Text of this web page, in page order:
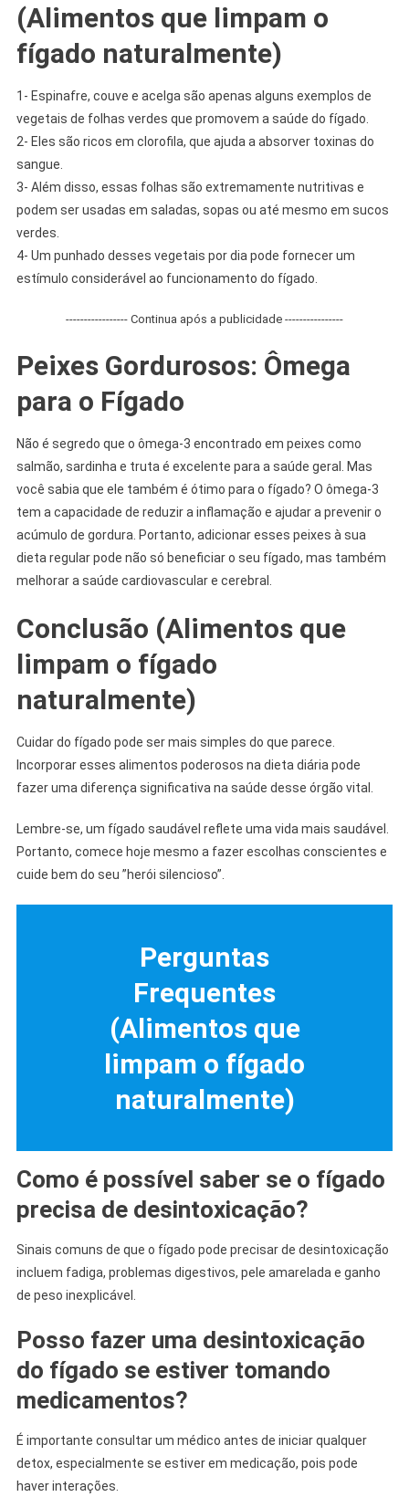
(Alimentos que limpam o
fígado naturalmente)
1- Espinafre, couve e acelga são apenas alguns exemplos de
vegetais de folhas verdes que promovem a saúde do fígado.
2- Eles são ricos em clorofila, que ajuda a absorver toxinas do
sangue.
3- Além disso, essas folhas são extremamente nutritivas e
podem ser usadas em saladas, sopas ou até mesmo em sucos
verdes.
4- Um punhado desses vegetais por dia pode fornecer um
estímulo considerável ao funcionamento do fígado.
----------------- Continua após a publicidade ----------------
Peixes Gordurosos: Ômega
para o Fígado
Não é segredo que o ômega-3 encontrado em peixes como
salmão, sardinha e truta é excelente para a saúde geral. Mas
você sabia que ele também é ótimo para o fígado? O ômega-3
tem a capacidade de reduzir a inflamação e ajudar a prevenir o
acúmulo de gordura. Portanto, adicionar esses peixes à sua
dieta regular pode não só beneficiar o seu fígado, mas também
melhorar a saúde cardiovascular e cerebral.
Conclusão (Alimentos que
limpam o fígado
naturalmente)
Cuidar do fígado pode ser mais simples do que parece.
Incorporar esses alimentos poderosos na dieta diária pode
fazer uma diferença significativa na saúde desse órgão vital.
Lembre-se, um fígado saudável reflete uma vida mais saudável.
Portanto, comece hoje mesmo a fazer escolhas conscientes e
cuide bem do seu ”herói silencioso”.
Perguntas
Frequentes
(Alimentos que
limpam o fígado
naturalmente)
Como é possível saber se o fígado
precisa de desintoxicação?
Sinais comuns de que o fígado pode precisar de desintoxicação
incluem fadiga, problemas digestivos, pele amarelada e ganho
de peso inexplicável.
Posso fazer uma desintoxicação
do fígado se estiver tomando
medicamentos?
É importante consultar um médico antes de iniciar qualquer
detox, especialmente se estiver em medicação, pois pode
haver interações.